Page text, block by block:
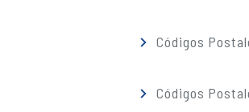
Códigos
Códigos